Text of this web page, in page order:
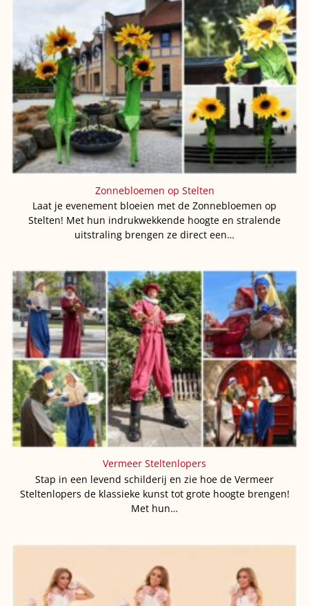
Zonnebloemen op Stelten
Laat je evenement bloeien met de Zonnebloemen op
Stelten! Met hun indrukwekkende hoogte en stralende
uitstraling brengen ze direct een…
Vermeer Steltenlopers
Stap in een levend schilderij en zie hoe de Vermeer
Steltenlopers de klassieke kunst tot grote hoogte brengen!
Met hun…